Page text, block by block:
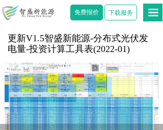
끀
首页
家庭用户
关于我们
能源课堂
联系我们
免费报价 下载服务
更新V1.5智盛新能源-分布式光伏发
电量-投资计算工具表(2022-01)